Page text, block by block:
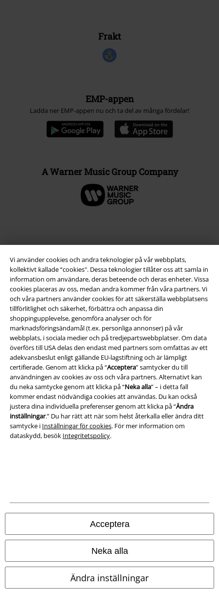
Vi använder cookies och andra teknologier på vår webbplats,
kollektivt kallade “cookies". Dessa teknologier tillåter oss att samla in
information om användare, deras beteende och deras enheter. Vissa
cookies placeras av oss, medan andra kommer från våra partners. Vi
och våra partners använder cookies för att säkerställa webbplatsens
tillförlitlighet och säkerhet, förbättra och anpassa din
shoppingupplevelse, genomföra analyser och för
marknadsföringsändamål (t.ex. personliga annonser) på vår
webbplats, i sociala medier och på tredjepartswebbplatser. Om data
överförs till USA delas den endast med partners som omfattas av ett
adekvansbeslut enligt gällande EU-lagstiftning och är lämpligt
certifierade. Genom att klicka på “Acceptera” samtycker du till
användningen av cookies av oss och våra partners. Alternativt kan
du neka samtycke genom att klicka på “Neka alla” – i detta fall
kommer endast nödvändiga cookies att användas. Du kan också
justera dina individuella preferenser genom att klicka på “Ändra
inställningar.” Du har rätt att när som helst återkalla eller ändra ditt
samtycke i Inställningar för cookies. För mer information om
dataskydd, besök Integritetspolicy.
Acceptera
Neka alla
Ändra inställningar
Frakt
EMP-appen
Ladda ner EMP-appen nu och ta del av många fördelar!
A Warner Music Group Company
Juridisk information/Villkor
Villkor
Om oss
Ladda ner villkoren
Avfallshantering och miljöskydd
Försäkran om överensstämmelse
Information om tillgänglighet
Våra onlinebutiker